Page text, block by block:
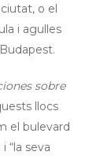
o el
i agulles
sobre
llocs
el bulevard
“la seva